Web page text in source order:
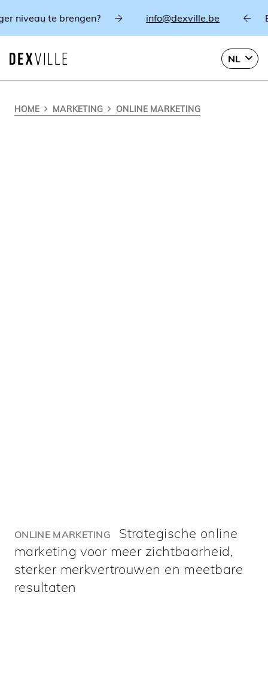
te brengen? info@dexville.be Breng
NL
HOME MARKETING ONLINE MARKETING
ONLINE MARKETING
Strategische online
marketing voor meer zichtbaarheid,
sterker merkvertrouwen en meetbare
resultaten